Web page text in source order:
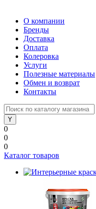
О компании
Бренды
Доставка
Оплата
Колеровка
Услуги
Полезные материалы
Обмен и возврат
Контакты
0
0
0
Каталог товаров